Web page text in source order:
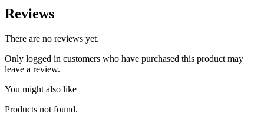
Reviews
There are no reviews yet.
Only logged in customers who have purchased this product may
leave a review.
You might also like
Products not found.